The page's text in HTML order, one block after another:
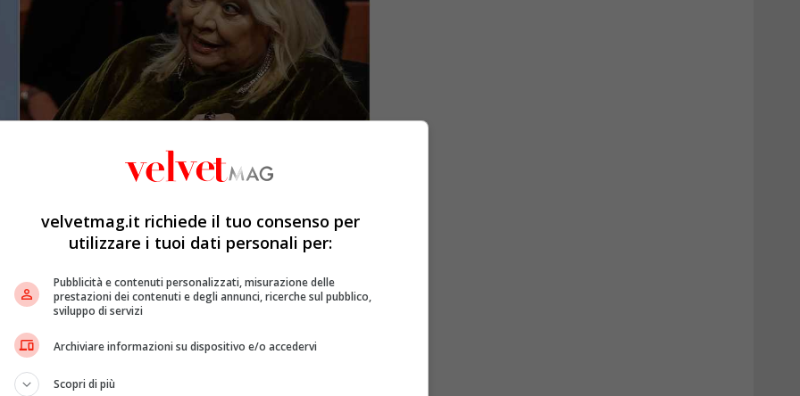
la giornalista ritratta in una foto @ANSA/FABIO FRUSTACI
velvetmag.it richiede il tuo consenso per
utilizzare i tuoi dati personali per:
Pubblicità e contenuti personalizzati, misurazione delle
prestazioni dei contenuti e degli annunci, ricerche sul pubblico,
sviluppo di servizi
Archiviare informazioni su dispositivo e/o accedervi
Scopri di più